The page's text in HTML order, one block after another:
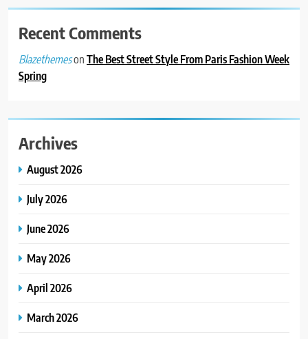
એક્સપિરિયન્સ સેન્ટર ખોલ્યું,
ગુજરાતમાં પોતાની હાજરી વધુ
મજબૂત બનાવી
BUSINESS
4
યુનિવર્સિટીએ 65 સ્નાતકોને ડિગ્રી
EDUCATION
Recent Comments
BlazethemesonThe Best Street Style From Paris Fashion Week
Spring
Archives
August 2026
July 2026
June 2026
May 2026
April 2026
March 2026